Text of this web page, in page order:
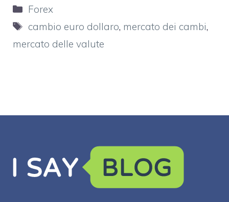
Categorie
Forex
Tag
cambio euro dollaro, mercato dei cambi,
mercato delle valute